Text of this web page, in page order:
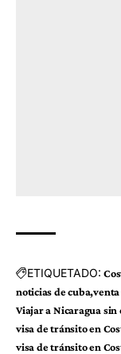
ETIQUETADO:
noticias de cuba venta
Viajar a Nicaragua sin
visa de tránsito en
visa de tránsito en